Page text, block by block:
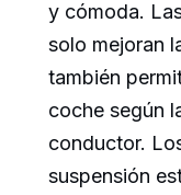
y cómoda.
solo mejoran
también
coche según
conductor.
suspensión